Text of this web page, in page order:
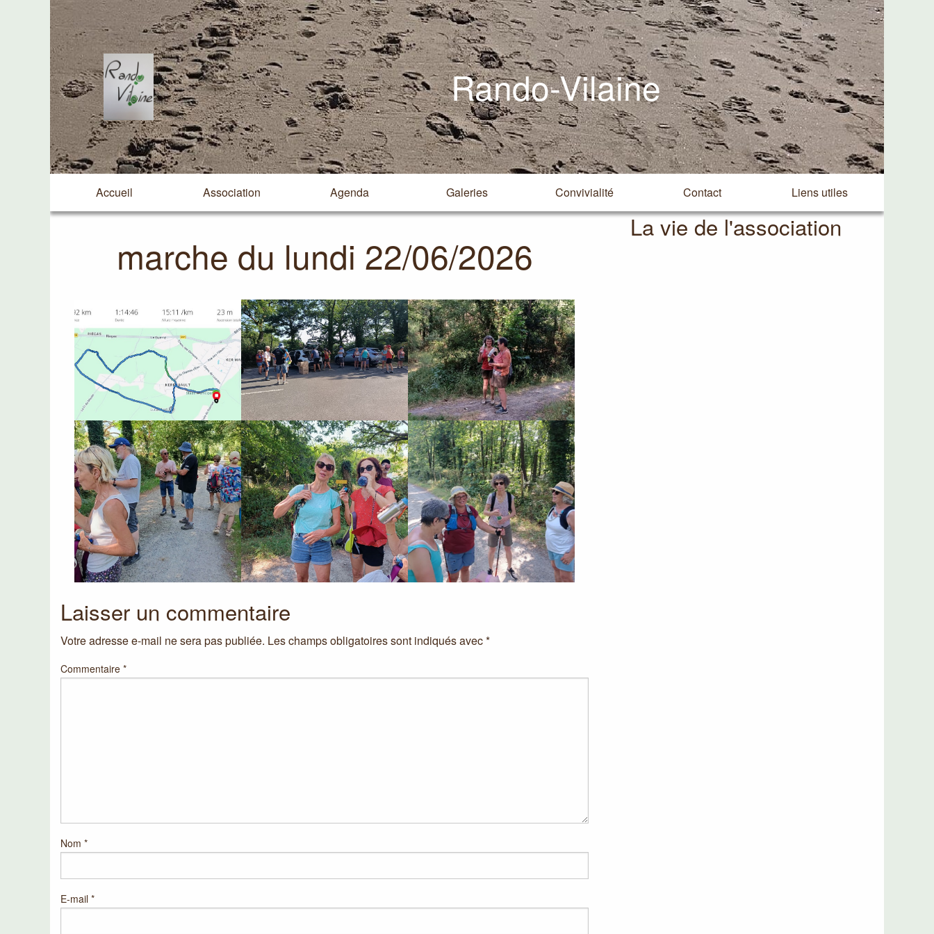
Rando-Vilaine
Accueil Association Agenda Galeries Convivialité Contact Liens utiles
marche du lundi 22/06/2026
Laisser un commentaire
Votre adresse e-mail ne sera pas publiée. Les champs obligatoires sont indiqués avec*
Commentaire *
Nom *
E-mail *
La vie de l'association